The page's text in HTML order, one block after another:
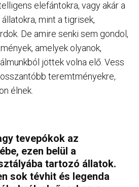
elefántokra, vagy akár a
mint a tigrisek,
De amire senki sem gondol,
amelyek olyanok,
jöttek volna elő. Vess
teremtményekre,
élnek.
tevepókok az
ezen belül a
tartozó állatok.
sok tévhit és legenda